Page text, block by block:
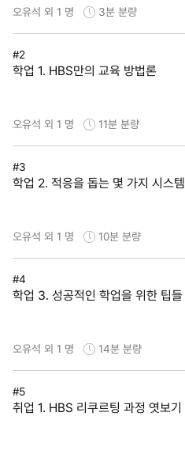
오유석 외 1 명 3분 분량
#2
학업 1. HBS만의 교육 방법론
오유석 외 1 명 11분 분량
#3
학업 2. 적응을 돕는 몇 가지 시스템
오유석 외 1 명 10분 분량
#4
학업 3. 성공적인 학업을 위한 팁들
오유석 외 1 명 14분 분량
#5
취업 1. HBS 리쿠르팅 과정 엿보기